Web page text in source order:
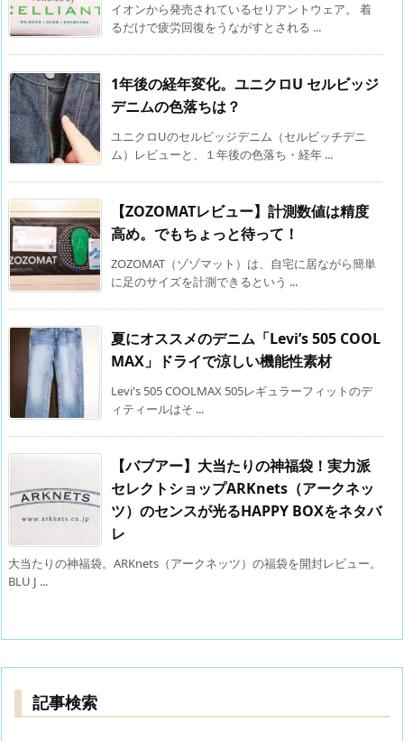
イオンから発売されているセリアントウェア。 着
るだけで疲労回復をうながすとされる ...
1年後の経年変化。ユニクロU セルビッジ
デニムの色落ちは？
ユニクロUのセルビッジデニム（セルビッチデニ
ム）レビューと、１年後の色落ち・経年 ...
【ZOZOMATレビュー】計測数値は精度
高め。でもちょっと待って！
ZOZOMAT（ゾゾマット）は、自宅に居ながら簡単
に足のサイズを計測できるという ...
夏にオススメのデニム「Levi’s 505 COOL
MAX」ドライで涼しい機能性素材
Levi's 505 COOLMAX 505レギュラーフィットのデ
ィティールはそ ...
【バブアー】大当たりの神福袋！実力派
セレクトショップARKnets（アークネッ
ツ）のセンスが光るHAPPY BOXをネタバ
レ
大当たりの神福袋。ARKnets（アークネッツ）の福袋を開封レビュー。
BLU J ...
記事検索